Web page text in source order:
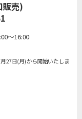
販売)
～16:00
27日(月)から開始いたしま